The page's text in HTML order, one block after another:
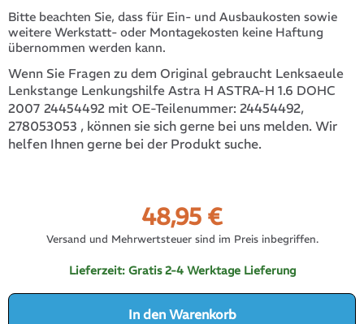
Bitte beachten Sie, dass für Ein- und Ausbaukosten sowie
weitere Werkstatt- oder Montagekosten keine Haftung
übernommen werden kann.
Wenn Sie Fragen zu dem Original gebraucht Lenksaeule
Lenkstange Lenkungshilfe Astra H ASTRA-H 1.6 DOHC
2007 24454492 mit OE-Teilenummer: 24454492,
278053053 , können sie sich gerne bei uns melden. Wir
helfen Ihnen gerne bei der Produkt suche.
48,95 €
Versand und Mehrwertsteuer sind im Preis inbegriffen.
Lieferzeit: Gratis 2-4 Werktage Lieferung
In den Warenkorb